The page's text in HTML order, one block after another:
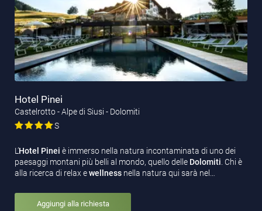
Hotel Pinei
Castelrotto - Alpe di Siusi - Dolomiti
S
L’Hotel Pinei è immerso nella natura incontaminata di uno dei
paesaggi montani più belli al mondo, quello delle Dolomiti . Chi è
alla ricerca di relax ewellness nella natura qui sarà nel…
Aggiungi alla richiesta